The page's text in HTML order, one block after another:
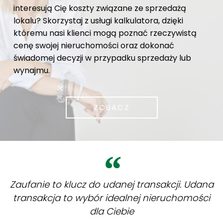
interesują Cię koszty związane ze sprzedażą
lokalu? Skorzystaj z usługi kalkulatora, dzięki
któremu nasi klienci mogą poznać rzeczywistą
cenę swojej nieruchomości oraz dokonać
świadomej decyzji w przypadku sprzedaży lub
wynajmu.
ZOBACZ
Zaufanie to klucz do udanej transakcji. Udana
transakcja to wybór idealnej nieruchomości
dla Ciebie